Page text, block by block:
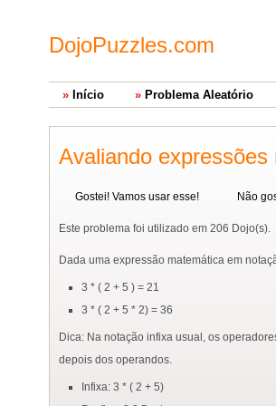
DojoPuzzles.com
Início Problema Aleatório
Avaliando expressões
Gostei! Vamos usar esse! Não
Este problema foi utilizado em 206 Dojo(s).
Dada uma expressão matemática em
3 * ( 2 + 5 ) = 21
3 * ( 2 + 5 * 2) = 36
Dica: Na notação infixa usual, os
depois dos operandos.
Infixa: 3 * ( 2 + 5)